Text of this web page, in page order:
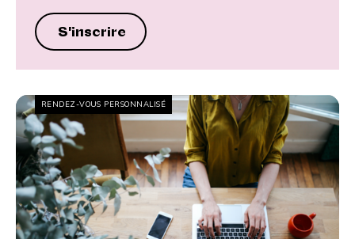
S'inscrire
RENDEZ-VOUS PERSONNALISÉ